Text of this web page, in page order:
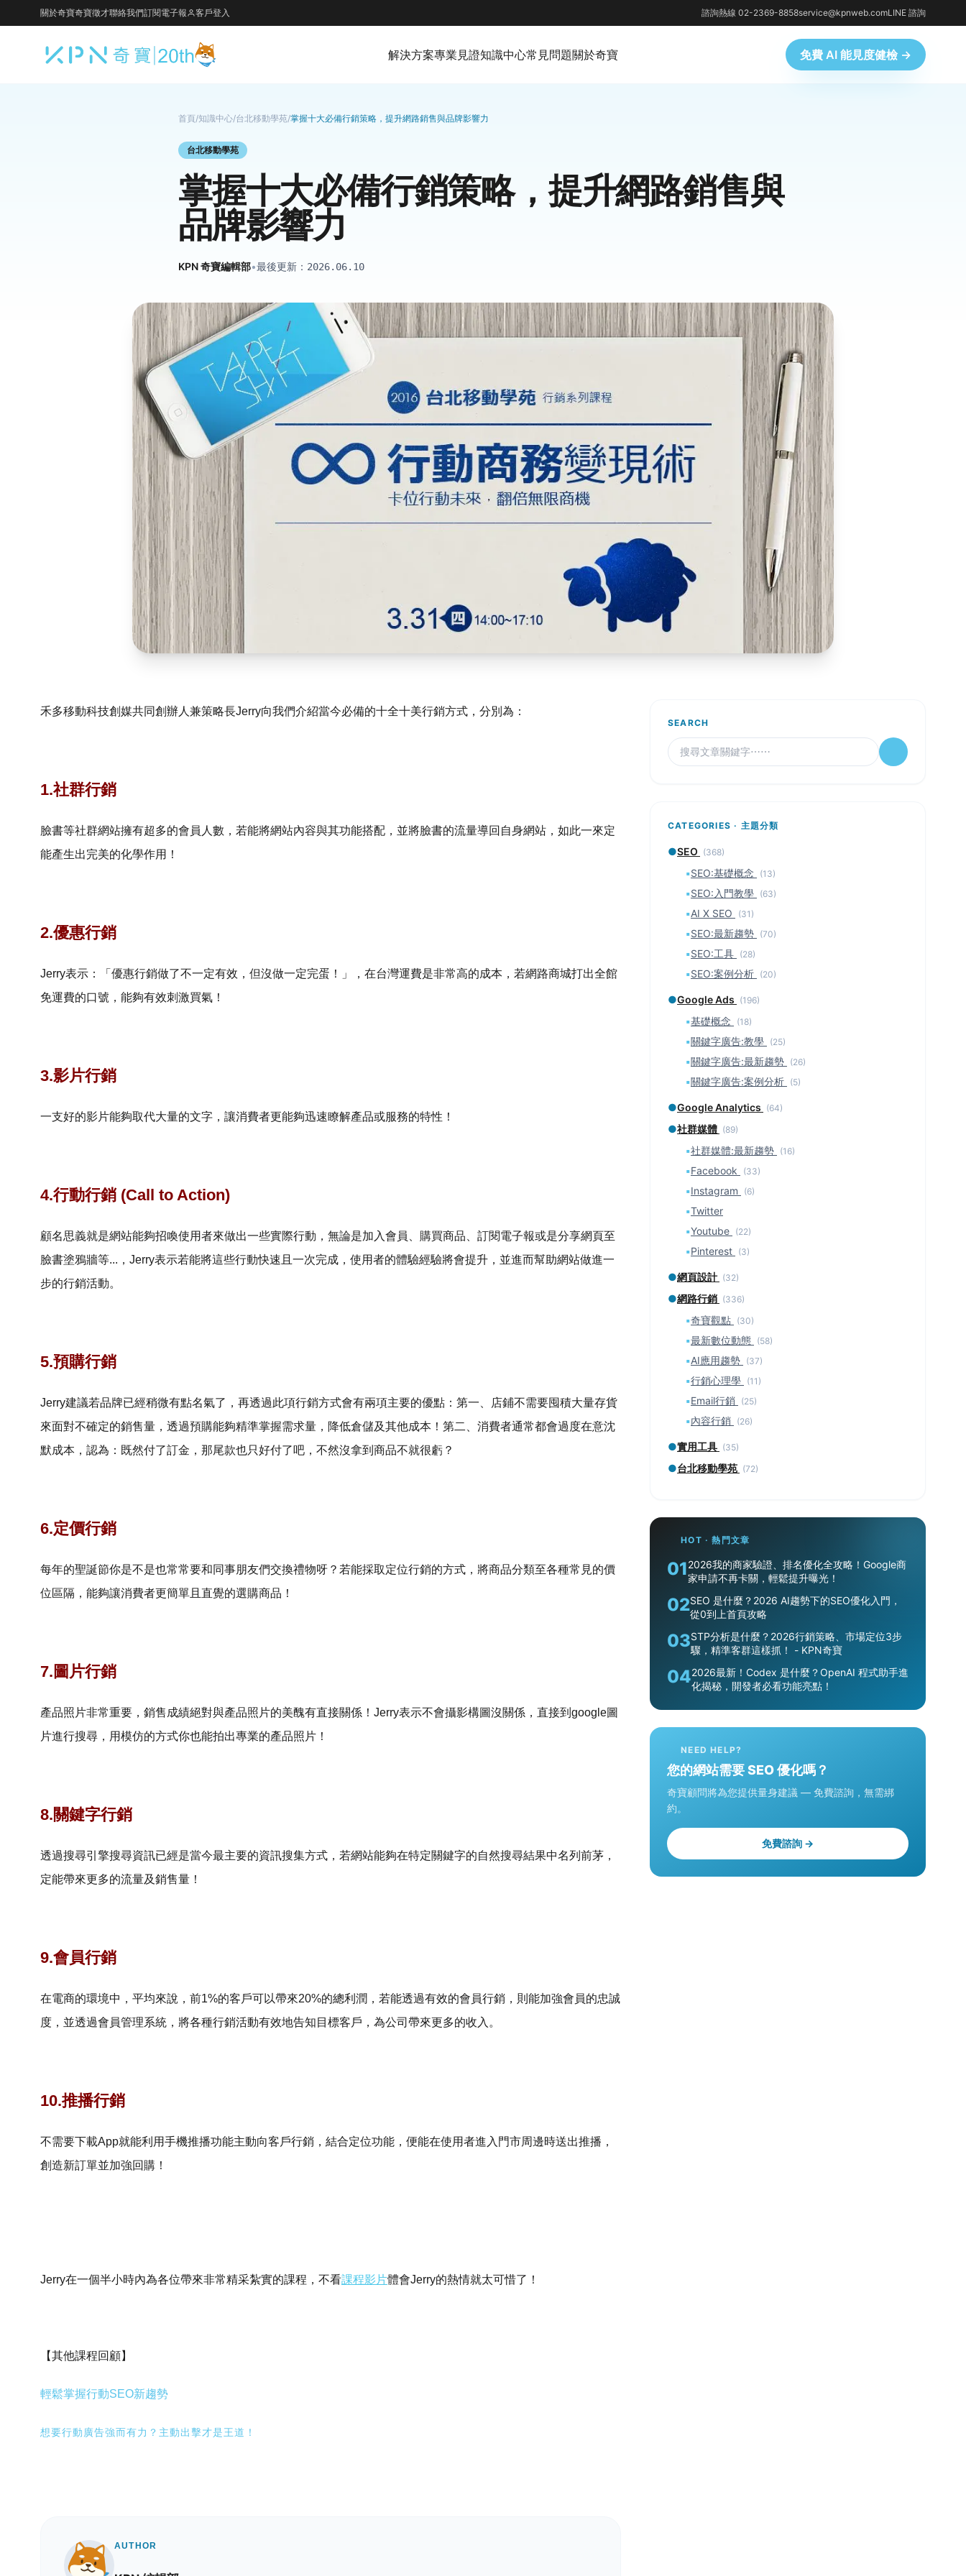
關於奇寶奇寶徵才聯絡我們訂閱電子報 客戶登入 諮詢熱線 02-2369-8858service@kpnweb.comLINE 諮詢
解決方案專業見證知識中心常見問題關於奇寶 免費 AI 能見度健檢 →
首頁/知識中心/台北移動學苑/掌握十大必備行銷策略，提升網路銷售與品牌影響力
台北移動學苑
掌握十大必備行銷策略，提升網路銷售與
品牌影響力
KPN 奇寶編輯部•最後更新： 2026.06.10
禾多移動科技創媒共同創辦人兼策略長Jerry向我們介紹當今必備的十全十美行銷方式，分別為：
1.社群行銷
臉書等社群網站擁有超多的會員人數，若能將網站內容與其功能搭配，並將臉書的流量導回自身網站，如此一來定
能產生出完美的化學作用！
2.優惠行銷
Jerry表示：「優惠行銷做了不一定有效，但沒做一定完蛋！」，在台灣運費是非常高的成本，若網路商城打出全館
免運費的口號，能夠有效刺激買氣！
3.影片行銷
一支好的影片能夠取代大量的文字，讓消費者更能夠迅速瞭解產品或服務的特性！
4.行動行銷 (Call to Action)
顧名思義就是網站能夠招喚使用者來做出一些實際行動，無論是加入會員、購買商品、訂閱電子報或是分享網頁至
臉書塗鴉牆等...，Jerry表示若能將這些行動快速且一次完成，使用者的體驗經驗將會提升，並進而幫助網站做進一
步的行銷活動。
5.預購行銷
Jerry建議若品牌已經稍微有點名氣了，再透過此項行銷方式會有兩項主要的優點：第一、店鋪不需要囤積大量存貨
來面對不確定的銷售量，透過預購能夠精準掌握需求量，降低倉儲及其他成本！第二、消費者通常都會過度在意沈
默成本，認為：既然付了訂金，那尾款也只好付了吧，不然沒拿到商品不就很虧？
6.定價行銷
每年的聖誕節你是不是也常常要和同事朋友們交換禮物呀？若能採取定位行銷的方式，將商品分類至各種常見的價
位區隔，能夠讓消費者更簡單且直覺的選購商品！
7.圖片行銷
產品照片非常重要，銷售成績絕對與產品照片的美醜有直接關係！Jerry表示不會攝影構圖沒關係，直接到google圖
片進行搜尋，用模仿的方式你也能拍出專業的產品照片！
8.關鍵字行銷
透過搜尋引擎搜尋資訊已經是當今最主要的資訊搜集方式，若網站能夠在特定關鍵字的自然搜尋結果中名列前茅，
定能帶來更多的流量及銷售量！
9.會員行銷
在電商的環境中，平均來說，前1%的客戶可以帶來20%的總利潤，若能透過有效的會員行銷，則能加強會員的忠誠
度，並透過會員管理系統，將各種行銷活動有效地告知目標客戶，為公司帶來更多的收入。
10.推播行銷
不需要下載App就能利用手機推播功能主動向客戶行銷，結合定位功能，便能在使用者進入門市周邊時送出推播，
創造新訂單並加強回購！
Jerry在一個半小時內為各位帶來非常精采紮實的課程，不看課程影片體會Jerry的熱情就太可惜了！
【其他課程回顧】
輕鬆掌握行動SEO新趨勢
想要行動廣告強而有力？主動出擊才是王道！
AUTHOR
SEARCH
CATEGORIES · 主題分類
●SEO (368)
▪SEO:基礎概念 (13)
▪SEO:入門教學 (63)
▪AI X SEO (31)
▪SEO:最新趨勢 (70)
▪SEO:工具 (28)
▪SEO:案例分析 (20)
●Google Ads (196)
▪基礎概念 (18)
▪關鍵字廣告:教學 (25)
▪關鍵字廣告:最新趨勢 (26)
▪關鍵字廣告:案例分析 (5)
●Google Analytics (64)
●社群媒體 (89)
▪社群媒體:最新趨勢 (16)
▪Facebook (33)
▪Instagram (6)
▪Twitter
▪Youtube (22)
▪Pinterest (3)
●網頁設計 (32)
●網路行銷 (336)
▪奇寶觀點 (30)
▪最新數位動態 (58)
▪AI應用趨勢 (37)
▪行銷心理學 (11)
▪Email行銷 (25)
▪內容行銷 (26)
●實用工具 (35)
●台北移動學苑 (72)
HOT · 熱門文章
012026我的商家驗證、排名優化全攻略！Google商
家申請不再卡關，輕鬆提升曝光！
02SEO 是什麼？2026 AI趨勢下的SEO優化入門，
從0到上首頁攻略
03STP分析是什麼？2026行銷策略、市場定位3步
驟，精準客群這樣抓！ - KPN奇寶
042026最新！Codex 是什麼？OpenAI 程式助手進
化揭秘，開發者必看功能亮點！
NEED HELP?
您的網站需要 SEO 優化嗎？
奇寶顧問將為您提供量身建議 — 免費諮詢，無需綁
約。
免費諮詢 →